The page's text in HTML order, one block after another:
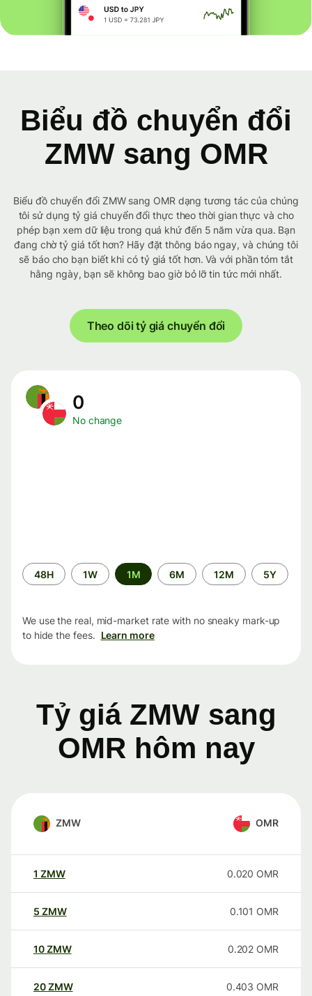
Biểu đồ chuyển đổi
ZMW sang OMR
Biểu đồ chuyển đổi ZMW sang OMR dạng tương tác của chúng
tôi sử dụng tỷ giá chuyển đổi thực theo thời gian thực và cho
phép bạn xem dữ liệu trong quá khứ đến 5 năm vừa qua. Bạn
đang chờ tỷ giá tốt hơn? Hãy đặt thông báo ngay, và chúng tôi
sẽ báo cho bạn biết khi có tỷ giá tốt hơn. Và với phần tóm tắt
hằng ngày, bạn sẽ không bao giờ bỏ lỡ tin tức mới nhất.
Theo dõi tỷ giá chuyển đổi
0
No change
Time
period
48H 1W 1M 6M 12M 5Y
We use the real, mid-market rate with no sneaky mark-up
to hide the fees. Learn more
Tỷ giá ZMW sang
OMR hôm nay
ZMW OMR
1 ZMW 0.020 OMR
5 ZMW 0.101 OMR
10ZMW 0.202 OMR
20ZMW 0.403 OMR